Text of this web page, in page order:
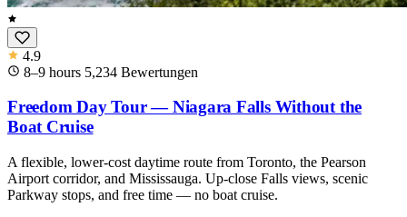
4.9
8–9 hours 5,234 Bewertungen
Freedom Day Tour — Niagara Falls Without the
Boat Cruise
A flexible, lower-cost daytime route from Toronto, the Pearson
Airport corridor, and Mississauga. Up-close Falls views, scenic
Parkway stops, and free time — no boat cruise.